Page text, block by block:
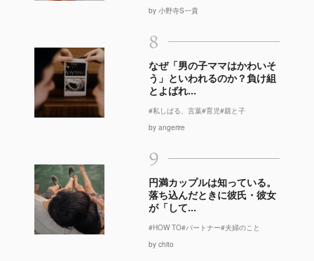
by 小野寺S一貴
8
なぜ「男の子ママはかわいそ
う」といわれるのか？負け組
とよばれ...
#私しばる、言葉#育児#親と子
by angerire
9
円満カップルは知っている。
落ち込んだときに彼氏・彼女
が「して...
#HOW TO#パートナー#夫婦のこと
by chito